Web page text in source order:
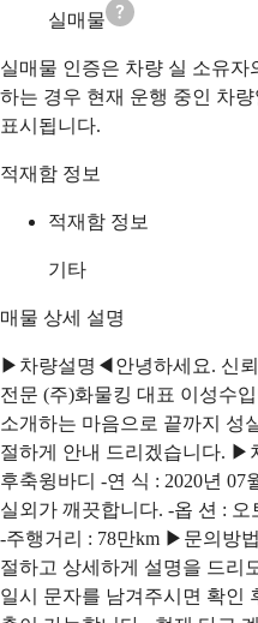
실매물
실매물 인증은 차량 실 소유자
하는 경우 현재 운행 중인 차
표시됩니다.
적재함 정보
적재함 정보
기타
매물 상세 설명
▶차량설명◀​ 안녕하세요. 신
전문 (주)화물킹 대표 이성수
소개하는 마음으로 끝까지 성
절하게 안내 드리겠습니다. ▶
후축윙바디 -연 식 : 2020년 07
실외가 깨끗합니다. -옵 션 : 오
-주행거리 : 78만km ▶문의방
절하고 상세하게 설명을 드리
일시 문자를 남겨주시면 확인